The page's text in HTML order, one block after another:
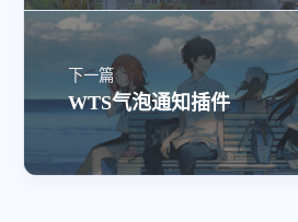
下一篇
WTS气泡通知插件